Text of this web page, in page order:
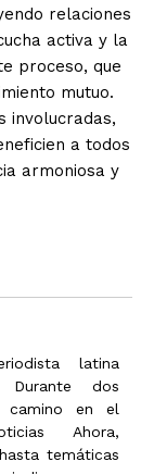
relaciones
activa y la
proceso, que
mutuo.
involucradas,
a todos
armoniosa y
latina
Durante dos
camino en el
Ahora,
temáticas